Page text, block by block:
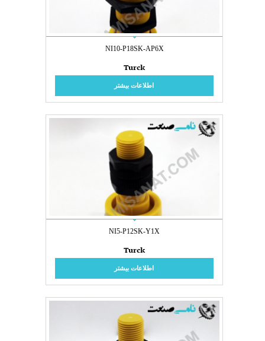
NI10-P18SK-AP6X
Turck
اطلاعات بیشتر
NI5-P12SK-Y1X
Turck
اطلاعات بیشتر